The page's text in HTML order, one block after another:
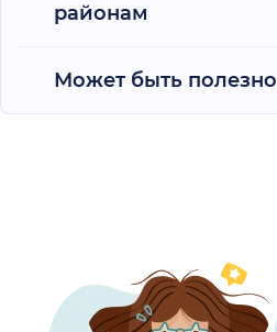
районам
Может быть полезно